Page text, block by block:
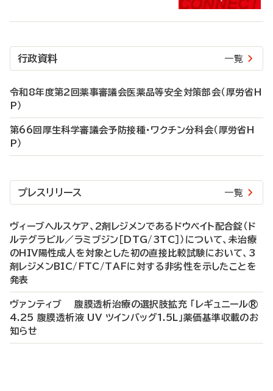
行政資料 一覧
令和8年度第2回薬事審議会医薬品等安全対策部会（厚労省H
P）
第66回厚生科学審議会予防接種・ワクチン分科会（厚労省H
P）
プレスリリース 一覧
ヴィーブヘルスケア、2剤レジメンであるドウベイト配合錠（ド
ルテグラビル／ラミブジン［DTG/3TC］）について、未治療
のHIV陽性成人を対象とした初の直接比較試験において、3
剤レジメンBIC/FTC/TAFに対する非劣性を示したことを
発表
ヴァンティブ 腹膜透析治療の選択肢拡充 「レギュニール®
4.25 腹膜透析液 UV ツインバッグ1.5L」薬価基準収載のお
知らせ